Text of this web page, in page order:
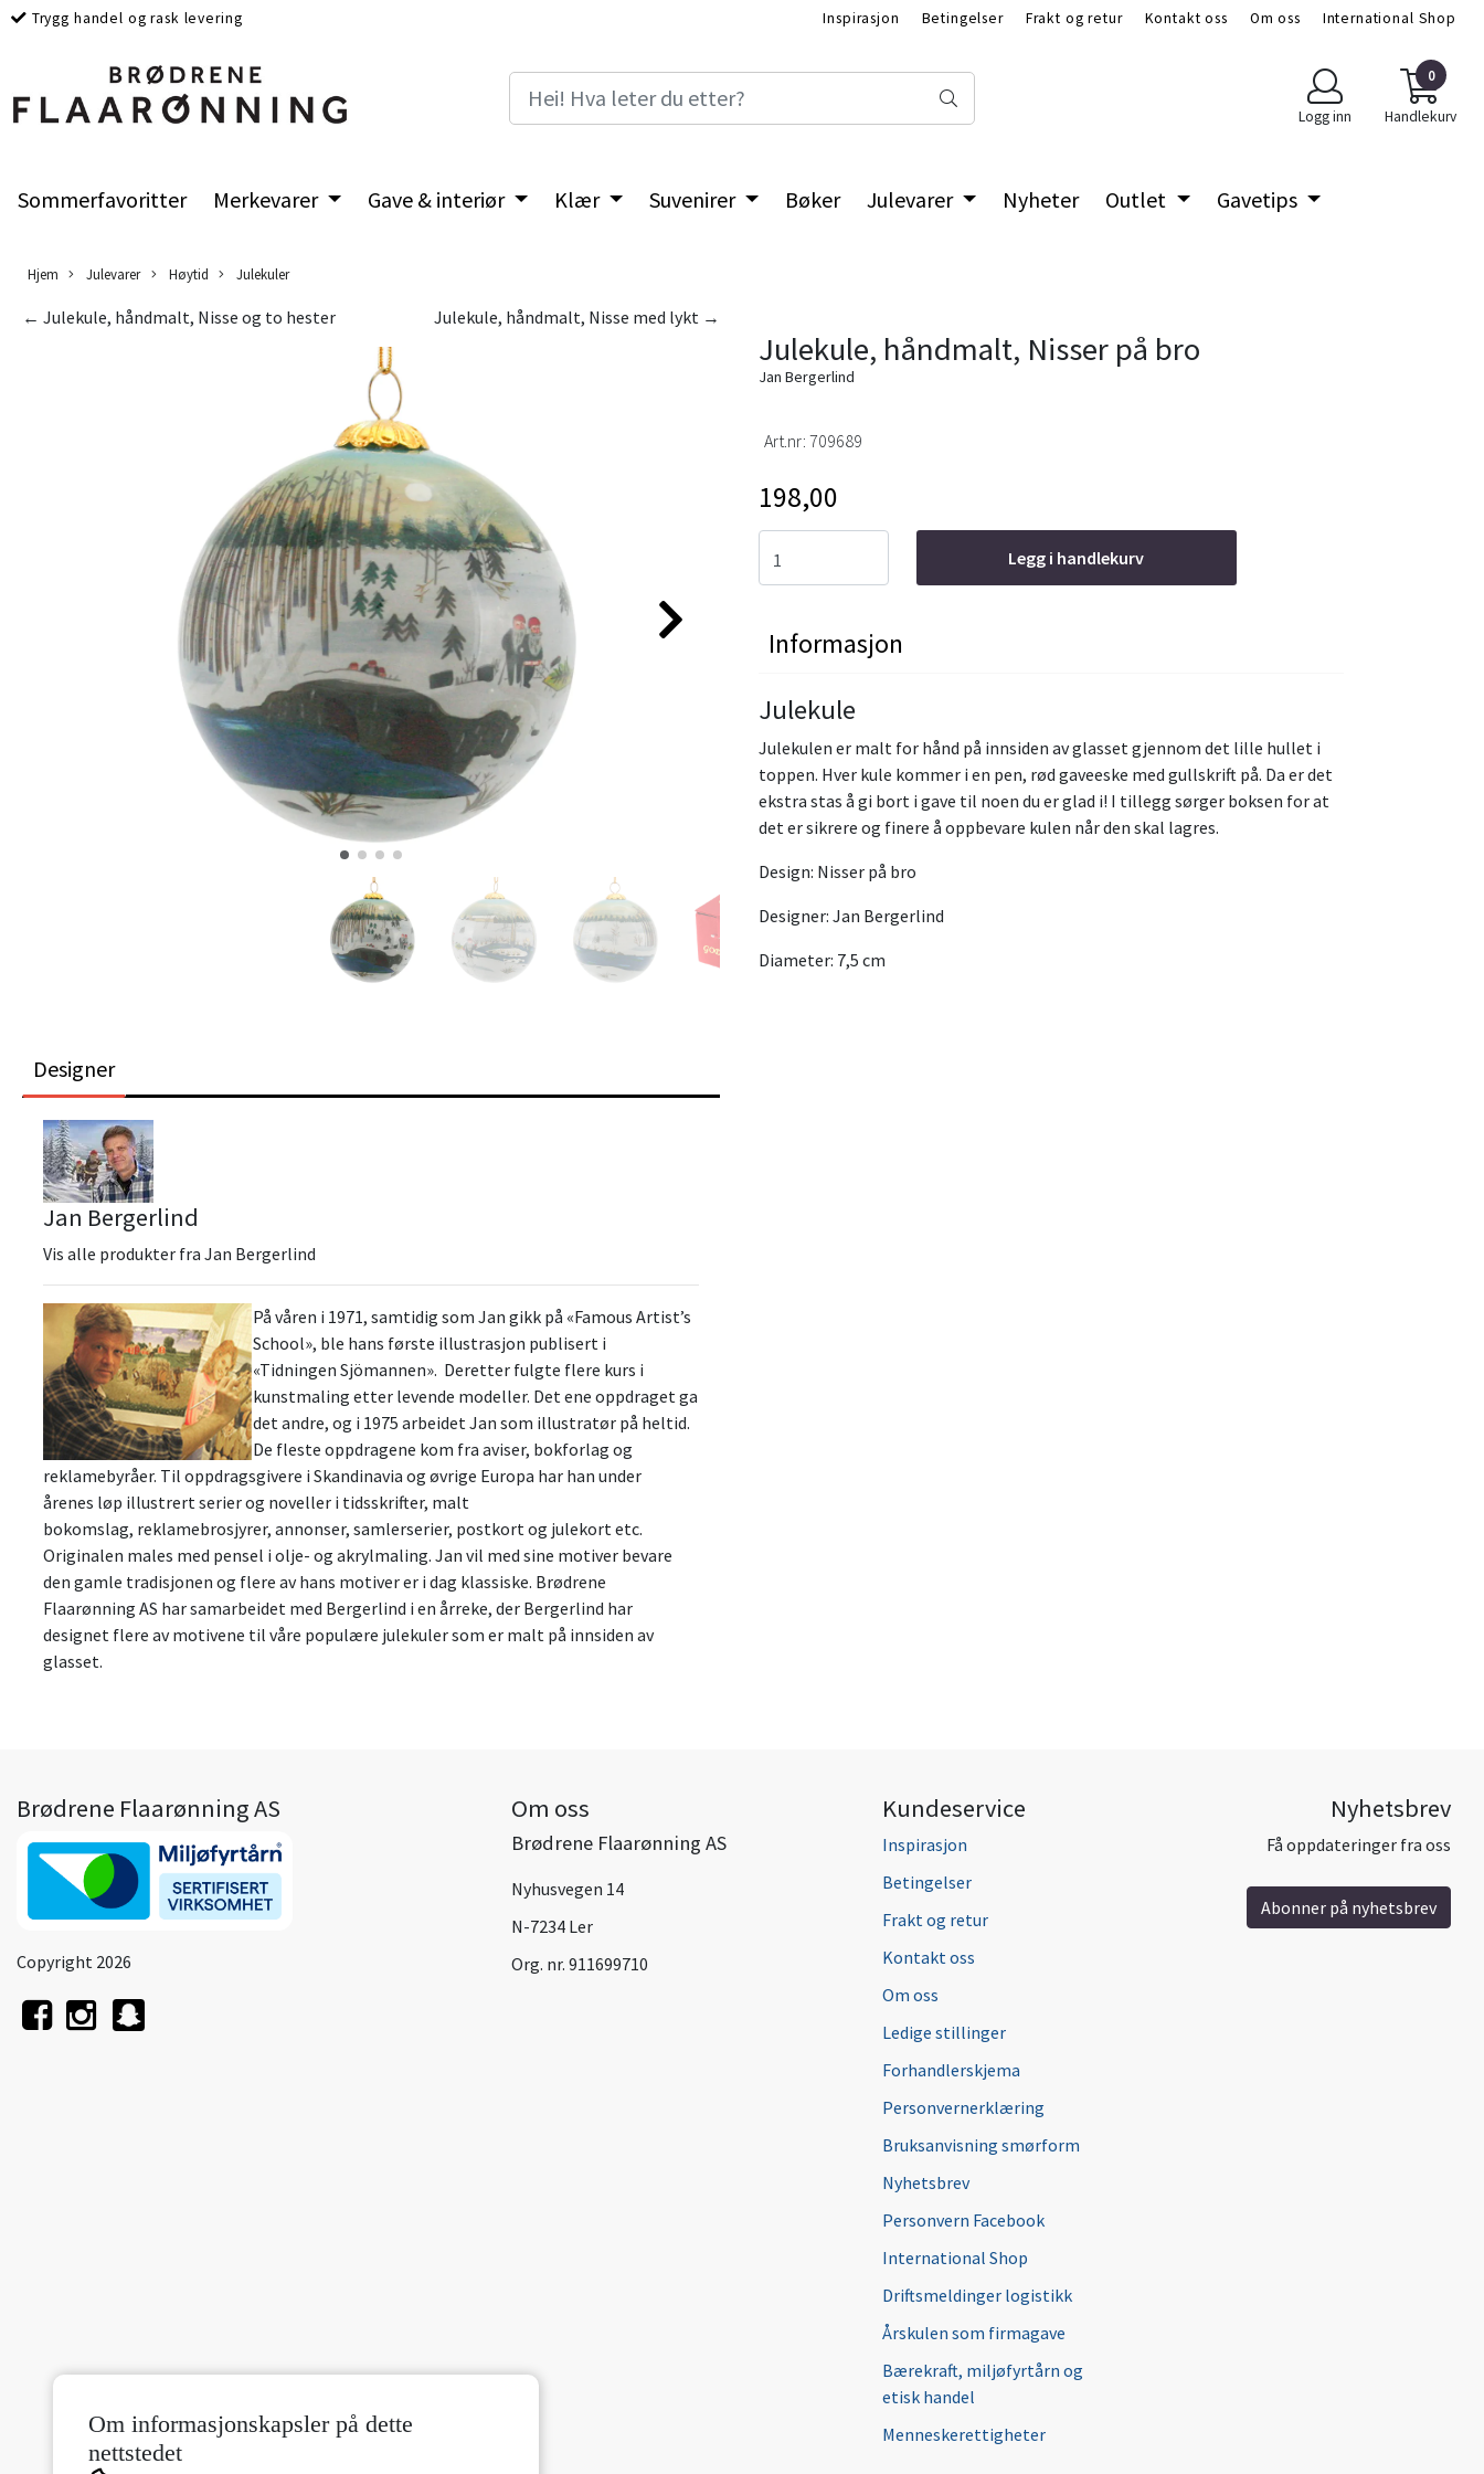
Trygg handel og rask levering Inspirasjon Betingelser Frakt og retur Kontakt oss Om oss International Shop
Logg inn
0
Handlekurv
Sommerfavoritter Merkevarer Gave & interiør Klær Suvenirer Bøker Julevarer Nyheter Outlet Gavetips
Hjem Julevarer Høytid Julekuler
Julekule, håndmalt, Nisse med lykt →
← Julekule, håndmalt, Nisse og to hester
Designer
Jan Bergerlind
Vis alle produkter fra Jan Bergerlind
På våren i 1971, samtidig som Jan gikk på «Famous Artist’s
School», ble hans første illustrasjon publisert i
«Tidningen Sjömannen». Deretter fulgte flere kurs i
kunstmaling etter levende modeller. Det ene oppdraget ga
det andre, og i 1975 arbeidet Jan som illustratør på heltid.
De fleste oppdragene kom fra aviser, bokforlag og
reklamebyråer. Til oppdragsgivere i Skandinavia og øvrige Europa har han under
årenes løp illustrert serier og noveller i tidsskrifter, malt
bokomslag, reklamebrosjyrer, annonser, samlerserier, postkort og julekort etc.
Originalen males med pensel i olje- og akrylmaling. Jan vil med sine motiver bevare
den gamle tradisjonen og flere av hans motiver er i dag klassiske. Brødrene
Flaarønning AS har samarbeidet med Bergerlind i en årreke, der Bergerlind har
designet flere av motivene til våre populære julekuler som er malt på innsiden av
glasset.
Julekule, håndmalt, Nisser på bro
Jan Bergerlind
Art.nr: 709689
198,00
Legg i handlekurv
Informasjon
Julekule
Julekulen er malt for hånd på innsiden av glasset gjennom det lille hullet i
toppen. Hver kule kommer i en pen, rød gaveeske med gullskrift på. Da er det
ekstra stas å gi bort i gave til noen du er glad i! I tillegg sørger boksen for at
det er sikrere og finere å oppbevare kulen når den skal lagres.
Design: Nisser på bro
Designer: Jan Bergerlind
Diameter: 7,5 cm
Om informasjonskapsler på dette
nettstedet
Brødrene Flaarønning AS
Copyright 2026
Om oss
Brødrene Flaarønning AS
Nyhusvegen 14
N-7234 Ler
Org. nr. 911699710
Kundeservice
Inspirasjon
Betingelser
Frakt og retur
Kontakt oss
Om oss
Ledige stillinger
Forhandlerskjema
Personvernerklæring
Bruksanvisning smørform
Nyhetsbrev
Personvern Facebook
International Shop
Driftsmeldinger logistikk
Årskulen som firmagave
Bærekraft, miljøfyrtårn og
etisk handel
Menneskerettigheter
Nyhetsbrev
Få oppdateringer fra oss
Abonner på nyhetsbrev